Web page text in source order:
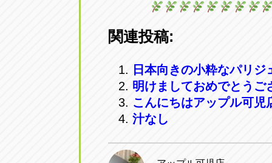
関連投稿:
日本向きの小粋なパリジ
明けましておめでとうご
こんにちはアップル可児
汁なし